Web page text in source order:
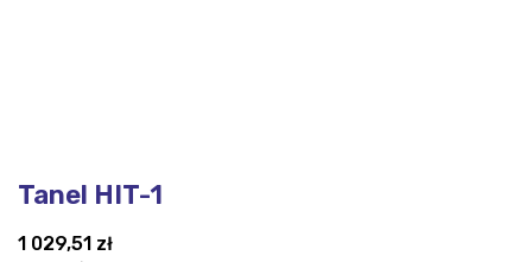
Tanel HIT-1
1 029,51 zł